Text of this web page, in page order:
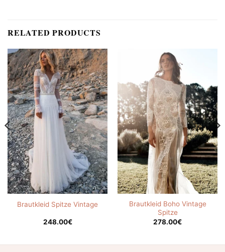
RELATED PRODUCTS
Brautkleid Spitze Vintage
248.00€
Brautkleid Boho Vintage
Spitze
278.00€